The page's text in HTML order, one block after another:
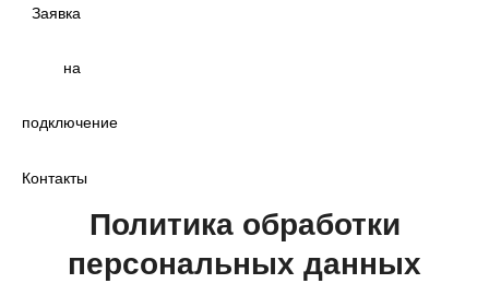
Заявка
на
подключение
Контакты
Политика обработки
персональных данных